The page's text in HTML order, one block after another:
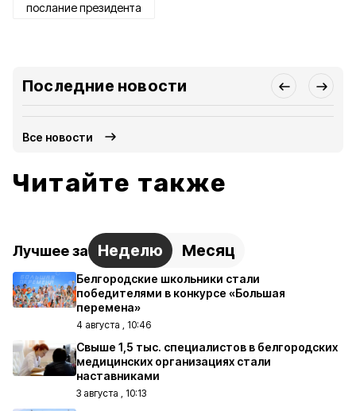
послание президента
Последние новости
Все новости
Читайте также
Лучшее за Неделю Месяц
Белгородские школьники стали
победителями в конкурсе «Большая
перемена»
4 августа , 10:46
Свыше 1,5 тыс. специалистов в белгородских
медицинских организациях стали
наставниками
3 августа , 10:13